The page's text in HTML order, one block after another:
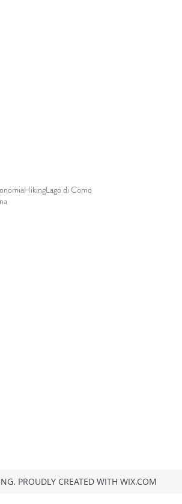
HikingLago di Como
PROUDLY CREATED WITH WIX.COM